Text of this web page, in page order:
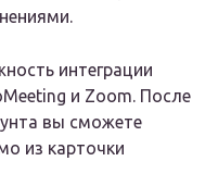
интеграции
и Zoom. После
вы сможете
из карточки